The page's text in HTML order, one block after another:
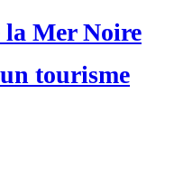
la Mer Noire
tourisme